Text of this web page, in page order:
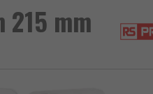
215 mm